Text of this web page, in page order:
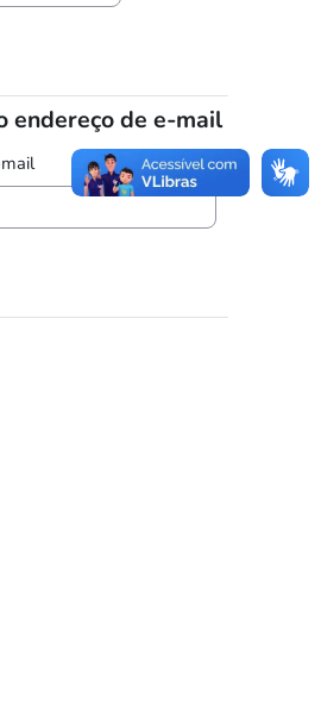
de e-mail
endereço de e-mail